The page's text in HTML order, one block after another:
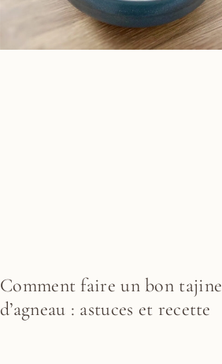
Comment faire un bon tajine
d’agneau : astuces et recette